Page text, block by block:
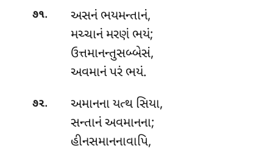
૭૧. અસનંભયમન્તાનં,
મચ્ચાનં મરણં ભયં;
ઉત્તમાનન્તુસબ્બેસં,
અવમાનં પરં ભયં.
૭૨.
અમાનના યત્થ સિયા,
સન્તાનં અવમાનના;
હીનસમાનનાવાપિ,